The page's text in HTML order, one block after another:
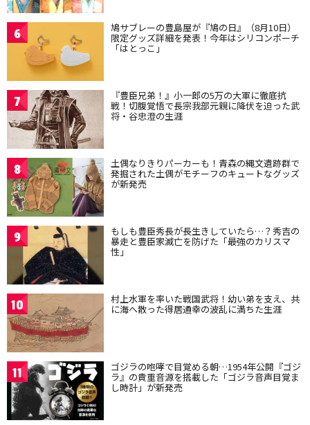
6 鳩サブレーの豊島屋が『鳩の日』（8月10日）
限定グッズ詳細を発表！今年はシリコンポーチ
「はとっこ」
7 『豊臣兄弟！』小一郎の5万の大軍に徹底抗
戦！切腹覚悟で長宗我部元親に降伏を迫った武
将・谷忠澄の生涯
8 土偶なりきりパーカーも！青森の縄文遺跡群で
発掘された土偶がモチーフのキュートなグッズ
が新発売
9 もしも豊臣秀長が長生きしていたら…？秀吉の
暴走と豊臣家滅亡を防げた「最強のカリスマ
性」
10 村上水軍を率いた戦国武将！幼い弟を支え、共
に海へ散った得居通幸の波乱に満ちた生涯
11 ゴジラの咆哮で目覚める朝…1954年公開『ゴジ
ラ』の貴重音源を搭載した「ゴジラ音声目覚ま
し時計」が新発売